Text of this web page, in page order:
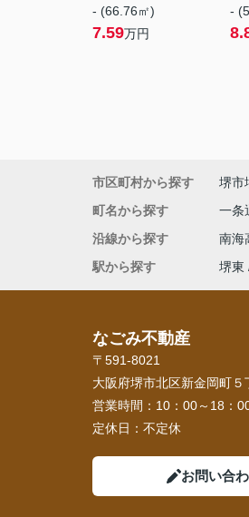
- (66.76㎡)
7.59万円
-
市区町村から探す 堺市
町名から探す
一条
沿線から探す
南海
駅から探す
堺東
なごみ不動産
〒591-8021
大阪府堺市北区新金岡町５
営業時間： 10：00～18：
定休日： 不定休
お問い合